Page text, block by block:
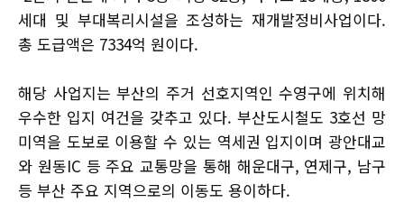
세대 및 부대복리시설을 조성하는 재개발정비사업이다.
총 도급액은 7334억 원이다.
해당 사업지는 부산의 주거 선호지역인 수영구에 위치해
우수한 입지 여건을 갖추고 있다. 부산도시철도 3호선 망
미역을 도보로 이용할 수 있는 역세권 입지이며 광안대교
와 원동IC 등 주요 교통망을 통해 해운대구, 연제구, 남구
등 부산 주요 지역으로의 이동도 용이하다.